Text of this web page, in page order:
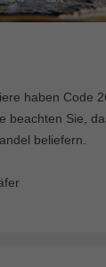
haben Code
beachten Sie,
beliefern.